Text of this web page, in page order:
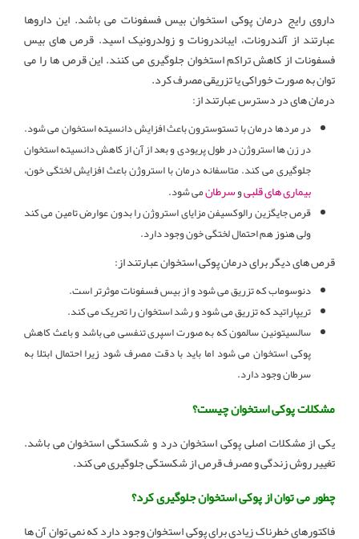
داروی رایج درمان پوکی استخوان بیس فسفونات می باشد. این داروها
عبارتند از آلندرونات، ایباندرونات و زولدرونیک اسید. قرص های بیس
فسفونات از کاهش تراکم استخوان جلوگیری می کنند. این قرص ها را می
توان به صورت خوراکی یا تزریقی مصرف کرد.
درمان های در دسترس عبارتند از:
در مردها درمان با تستوسترون باعث افزایش دانسیته استخوان می شود.
در زن ها استروژن در طول پریودی و بعد از آن از کاهش دانسیته استخوان
جلوگیری می کند. متاسفانه درمان با استروژن باعث افزایش لختگی خون،
بیماری های قلبیوسرطانمی شود.
قرص جایگزین رالوکسیفن مزایای استروژن را بدون عوارض تامین می کند
ولی هنوز هم احتمال لختگی خون وجود دارد.
قرص های دیگر برای درمان پوکی استخوان عبارتند از:
دنوسوماب که تزریق می شود و از بیس فسفونات موثرتر است.
تریپاراتید که تزریق می شود و رشد استخوان را تحریک می کند.
سالسیتونین سالمون که به صورت اسپری تنفسی می باشد و باعث کاهش
پوکی استخوان می شود اما باید با دقت مصرف شود زیرا احتمال ابتلا به
سرطان وجود دارد.
مشکلات پوکی استخوان چیست؟
یکی از مشکلات اصلی پوکی استخوان درد و شکستگی استخوان می باشد.
تغییر روش زندگی و مصرف قرص از شکستگی جلوگیری می کند.
چطور می توان از پوکی استخوان جلوگیری کرد؟
فاکتورهای خطرناک زیادی برای پوکی استخوان وجود دارد که نمی توان آن ها